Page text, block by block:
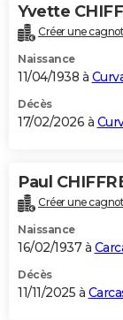
Bricolage
Lifestyle
Culture
Sport
Auto
Television
Voyage
Cinema
Yvette
Créer une
Naissance
11/04/1938 à
Décès
17/02/2026 à
Paul
Créer une
Naissance
16/02/1937 à
Décès
11/11/2025 à